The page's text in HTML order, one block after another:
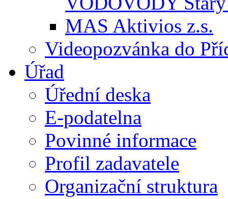
MAS Aktivios z.s.
Videopozvánka do
Úřad
Úřední deska
E-podatelna
Povinné informace
Profil zadavatele
Organizační struktura